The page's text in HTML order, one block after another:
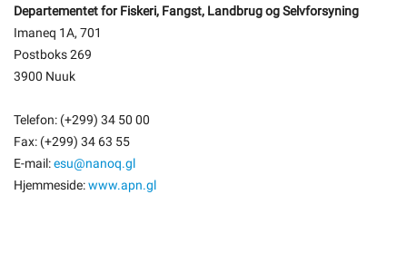
Departementet for Fiskeri, Fangst, Landbrug og Selvforsyning
Imaneq 1A, 701
Postboks 269
3900 Nuuk
Telefon: (+299) 34 50 00
Fax: (+299) 34 63 55
E-mail:esu@nanoq.gl
Hjemmeside:www.apn.gl